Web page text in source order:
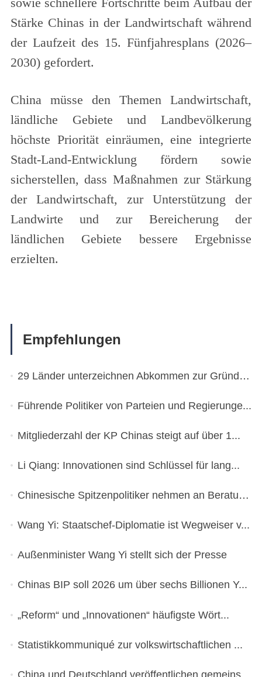
sowie schnellere Fortschritte beim Aufbau der
Stärke Chinas in der Landwirtschaft während
der Laufzeit des 15. Fünfjahresplans (2026–
2030) gefordert.
China müsse den Themen Landwirtschaft,
ländliche Gebiete und Landbevölkerung
höchste Priorität einräumen, eine integrierte
Stadt-Land-Entwicklung fördern sowie
sicherstellen, dass Maßnahmen zur Stärkung
der Landwirtschaft, zur Unterstützung der
Landwirte und zur Bereicherung der
ländlichen Gebiete bessere Ergebnisse
erzielten.
Empfehlungen
29 Länder unterzeichnen Abkommen zur Gründung ...
Führende Politiker von Parteien und Regierunge...
Mitgliederzahl der KP Chinas steigt auf über 1...
Li Qiang: Innovationen sind Schlüssel für lang...
Chinesische Spitzenpolitiker nehmen an Beratun...
Wang Yi: Staatschef-Diplomatie ist Wegweiser v...
Außenminister Wang Yi stellt sich der Presse
Chinas BIP soll 2026 um über sechs Billionen Y...
„Reform“ und „Innovationen“ häufigste Wört...
Statistikkommuniqué zur volkswirtschaftlichen ...
China und Deutschland veröffentlichen gemeinsa...